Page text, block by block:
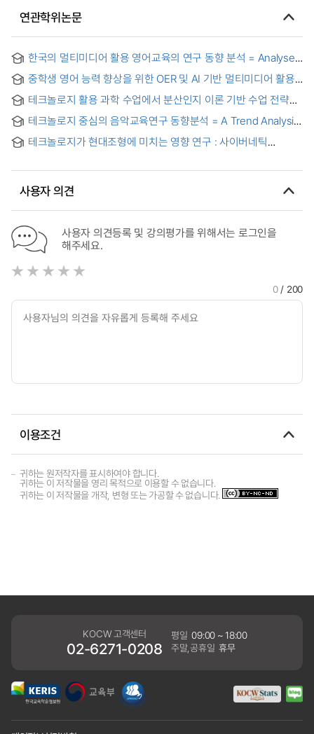
연관학위논문
한국의 멀티미디어 활용 영어교육의 연구 동향 분석 = Analyses
Language Teaching in Korea
중학생 영어 능력 향상을 위한 OER 및 AI 기반 멀티미디어 활용
Multimedia Based Education on Middle School Students’
English Learning
테크놀로지 활용 과학 수업에서 분산인지 이론 기반 수업 전략의
Cognition Theory Based Instructional Strategy in Science
Class Using Technology
테크놀로지 중심의 음악교육연구 동향분석 = A Trend Analysis
테크놀로지가 현대조형에 미치는 영향 연구 : 사이버네틱
사용자 의견
사용자 의견등록 및 강의평가를 위해서는 로그인을
해주세요.
0/ 200
이용조건
귀하는 원저작자를 표시하여야 합니다.
귀하는 이 저작물을 영리 목적으로 이용할 수 없습니다.
귀하는 이 저작물을 개작, 변형 또는 가공할 수 없습니다.
KOCW 고객센터
02-6271-0208
평일 09:00 ~ 18:00
주말,공휴일 휴무